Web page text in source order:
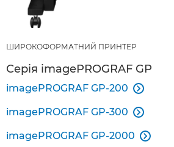
ШИРОКОФОРМАТНИЙ ПРИНТЕР
Серія imagePROGRAF GP
imagePROGRAF GP-200 
imagePROGRAF GP-300 
imagePROGRAF GP-2000 